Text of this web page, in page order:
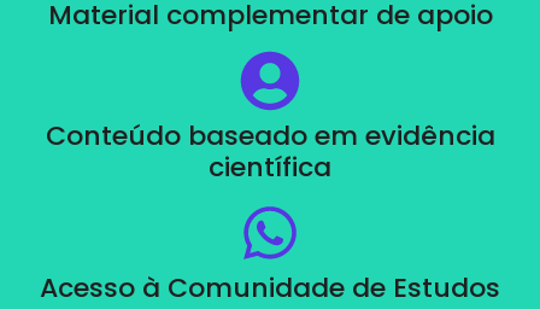
Material complementar de apoio
Conteúdo baseado em evidência
científica
Acesso à Comunidade de Estudos